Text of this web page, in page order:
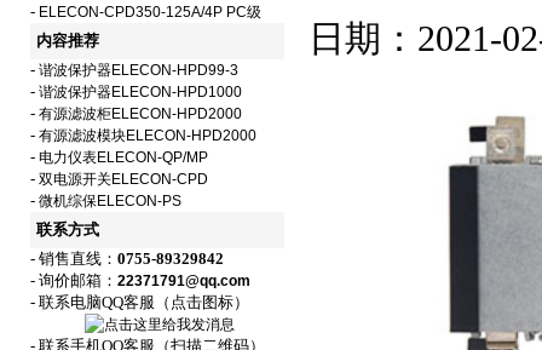
- ELECON-CPD350-125A/4P PC级
内容推荐
- 谐波保护器ELECON-HPD99-3
- 谐波保护器ELECON-HPD1000
- 有源滤波柜ELECON-HPD2000
- 有源滤波模块ELECON-HPD2000
- 电力仪表ELECON-QP/MP
- 双电源开关ELECON-CPD
- 微机综保ELECON-PS
联系方式
- 销售直线： 0755-89329842
- 询价邮箱： 22371791@qq.com
- 联系电脑QQ客服（点击图标）
- 联系手机QQ客服（扫描二维码）
日期：2021-